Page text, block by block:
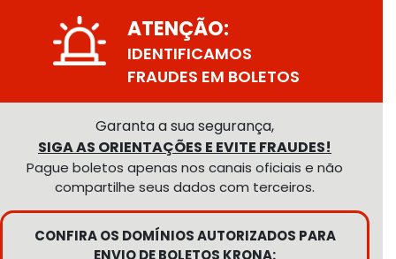
ATENÇÃO:
IDENTIFICAMOS
FRAUDES EM BOLETOS
Garanta a sua segurança,
SIGA AS ORIENTAÇÕES E EVITE FRAUDES!
Pague boletos apenas nos canais oficiais e não
compartilhe seus dados com terceiros.
CONFIRA OS DOMÍNIOS AUTORIZADOS PARA
ENVIO DE BOLETOS KRONA: